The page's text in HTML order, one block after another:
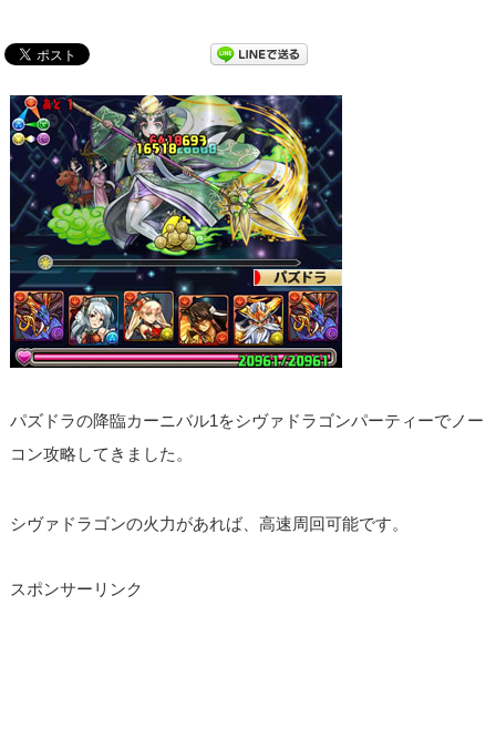
パズドラの降臨カーニバル1をシヴァドラゴンパーティーでノー
コン攻略してきました。
シヴァドラゴンの火力があれば、高速周回可能です。
スポンサーリンク